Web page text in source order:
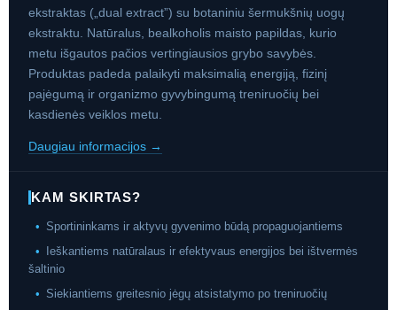
ekstraktas („dual extract”) su botaniniu šermukšnių uogų
ekstraktu. Natūralus, bealkoholis maisto papildas, kurio
metu išgautos pačios vertingiausios grybo savybės.
Produktas padeda palaikyti maksimalią energiją, fizinį
pajėgumą ir organizmo gyvybingumą treniruočių bei
kasdienės veiklos metu.
Daugiau informacijos →
KAM SKIRTAS?
• Sportininkams ir aktyvų gyvenimo būdą propaguojantiems
•
Ieškantiems natūralaus ir efektyvaus energijos bei ištvermės
šaltinio
• Siekiantiems greitesnio jėgų atsistatymo po treniruočių